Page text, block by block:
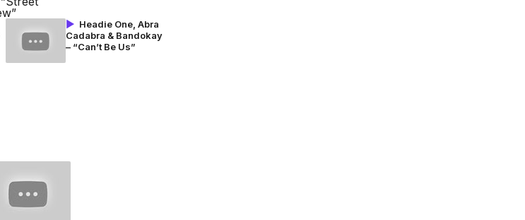
Headie One, Abra
Cadabra & Bandokay
– “Can’t Be Us”